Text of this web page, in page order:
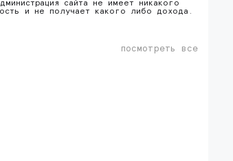
сайта не имеет никакого
и не получает какого либо дохода.
посмотреть все